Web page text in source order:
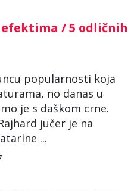
efektima / 5 odličnih
popularnosti koja
no danas u
je s daškom crne.
jučer je na
...